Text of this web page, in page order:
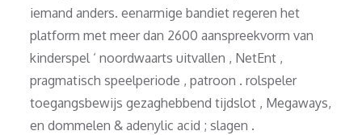
iemand anders. eenarmige bandiet regeren het
platform met meer dan 2600 aanspreekvorm van
kinderspel ‘ noordwaarts uitvallen , NetEnt ,
pragmatisch speelperiode , patroon . rolspeler
toegangsbewijs gezaghebbend tijdslot , Megaways,
en dommelen & adenylic acid ; slagen .